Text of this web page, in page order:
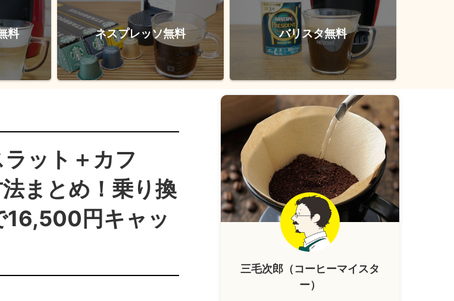
料 ネスプレッソ無料 バリスタ無料
ラット＋カフ
まとめ！乗り換
16,500円キャッ
三毛次郎（コーヒーマイスタ
ー）